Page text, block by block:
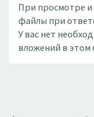
При просмотре
файлы при
У вас нет
вложений в этом